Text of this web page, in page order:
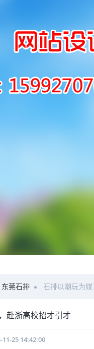
东莞石排 石排以潮玩为
赴浙高校招才引才
11-25 14:42:00